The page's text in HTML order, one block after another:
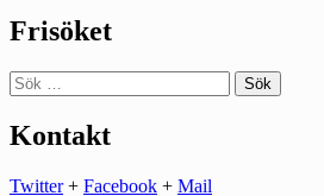
Frisöket
Sök
efter:
Kontakt
Twitter+ Facebook + Mail